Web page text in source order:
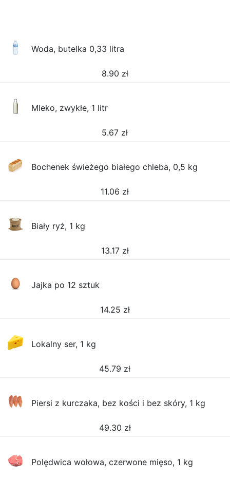
Woda, butelka 0,33 litra
8.90 zł
Mleko, zwykłe, 1 litr
5.67 zł
Bochenek świeżego białego chleba, 0,5 kg
11.06 zł
Biały ryż, 1 kg
13.17 zł
Jajka po 12 sztuk
14.25 zł
Lokalny ser, 1 kg
45.79 zł
Piersi z kurczaka, bez kości i bez skóry, 1 kg
49.30 zł
Polędwica wołowa, czerwone mięso, 1 kg